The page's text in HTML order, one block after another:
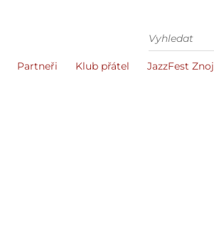
Partneři Klub přátel JazzFest